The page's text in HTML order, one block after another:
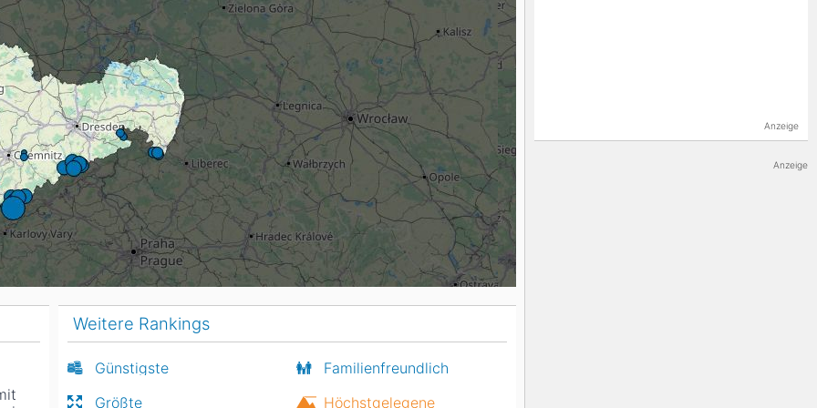
Weitere Rankings
Günstigste
Familienfreundlich
Größte
Höchstgelegene
Anzeige
Anzeige
Russland Südkorea Türkei Georgien
Aserbaidschan Vereinigte Arabische Emirate
Head Dynastar Salomon K2
Stöckli Kästle Scott Black Diamond
Indigo
Ogso